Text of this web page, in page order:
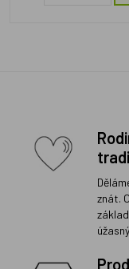
znát.